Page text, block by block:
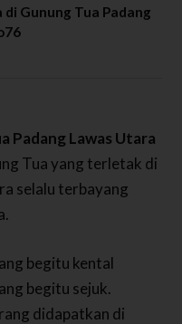
Gunung Tua Padang
Padang Lawas Utara
Tua yang terletak di
selalu terbayang
begitu kental
begitu sejuk.
didapatkan di